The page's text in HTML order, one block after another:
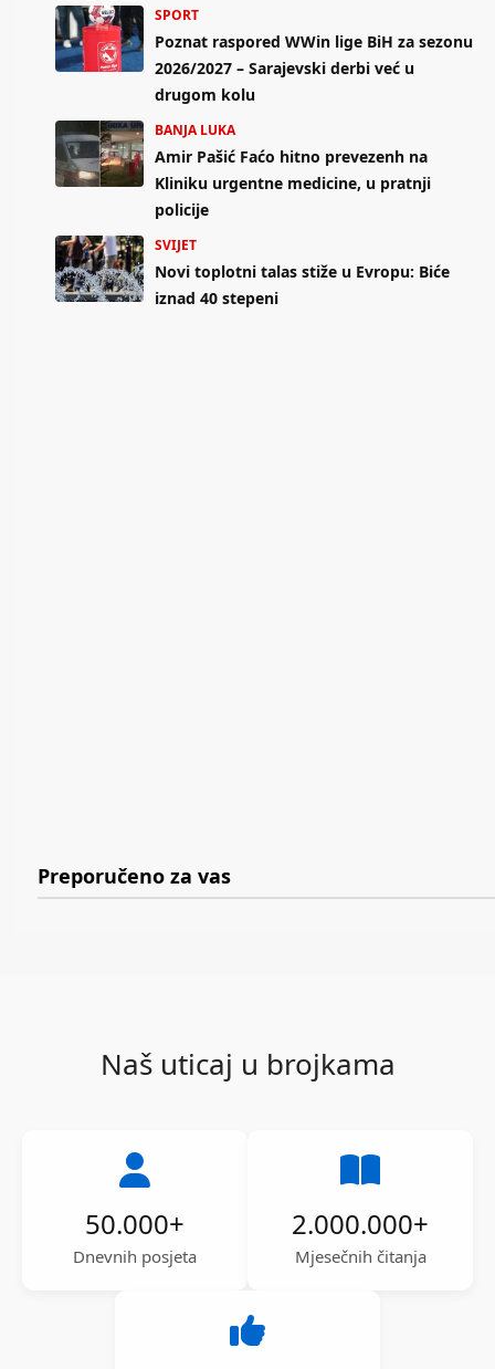
SPORT
Poznat raspored WWin lige BiH za sezonu
2026/2027 – Sarajevski derbi već u
drugom kolu
BANJA LUKA
Amir Pašić Faćo hitno prevezenh na
Kliniku urgentne medicine, u pratnji
policije
SVIJET
Novi toplotni talas stiže u Evropu: Biće
iznad 40 stepeni
Preporučeno za vas
Naš uticaj u brojkama
50.000+
Dnevnih posjeta
2.000.000+
Mjesečnih čitanja